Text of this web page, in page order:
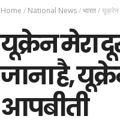
Home / National News/भारत/यूक्रेन
यूक्रेन मेरा
जाना है,
आपबीती